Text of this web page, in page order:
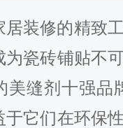
居装修的精致
为瓷砖铺贴不
美缝剂十强品
于它们在环保